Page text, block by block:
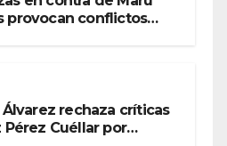
provocan conflictos
Álvarez rechaza críticas
Pérez Cuéllar por